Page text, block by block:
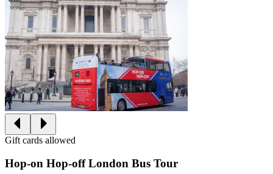
Gift cards allowed
Hop-on Hop-off London Bus Tour